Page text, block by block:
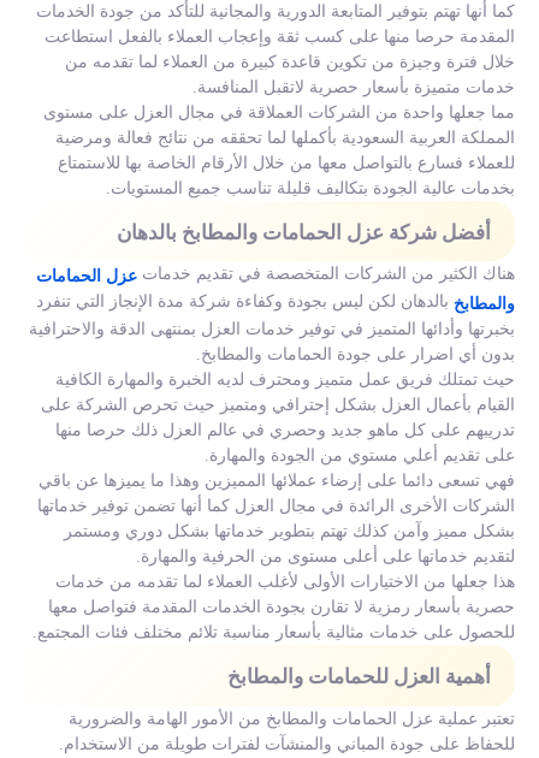
كما أنها تهتم بتوفير المتابعة الدورية والمجانية للتأكد من جودة الخدمات
المقدمة حرصا منها على كسب ثقة وإعجاب العملاء بالفعل استطاعت
خلال فترة وجيزة من تكوين قاعدة كبيرة من العملاء لما تقدمه من
خدمات متميزة بأسعار حصرية لاتقبل المنافسة.
مما جعلها واحدة من الشركات العملاقة في مجال العزل على مستوى
المملكة العربية السعودية بأكملها لما تحققه من نتائج فعالة ومرضية
للعملاء فسارع بالتواصل معها من خلال الأرقام الخاصة بها للاستمتاع
بخدمات عالية الجودة بتكاليف قليلة تناسب جميع المستويات.
أفضل شركة عزل الحمامات والمطابخ بالدهان
هناك الكثير من الشركات المتخصصة في تقديم خدمات عزل الحمامات
والمطابخ بالدهان لكن ليس بجودة وكفاءة شركة مدة الإنجاز التي تنفرد
بخبرتها وأدائها المتميز في توفير خدمات العزل بمنتهى الدقة والاحترافية
بدون أي اضرار على جودة الحمامات والمطابخ.
حيث تمتلك فريق عمل متميز ومحترف لديه الخبرة والمهارة الكافية
القيام بأعمال العزل بشكل إحترافي ومتميز حيث تحرص الشركة على
تدريبهم على كل ماهو جديد وحصري في عالم العزل ذلك حرصا منها
على تقديم أعلي مستوي من الجودة والمهارة.
فهي تسعى دائما على إرضاء عملائها المميزين وهذا ما يميزها عن باقي
الشركات الأخرى الرائدة في مجال العزل كما أنها تضمن توفير خدماتها
بشكل مميز وآمن كذلك تهتم بتطوير خدماتها بشكل دوري ومستمر
لتقديم خدماتها على أعلى مستوى من الحرفية والمهارة.
هذا جعلها من الاختيارات الأولى لأغلب العملاء لما تقدمه من خدمات
حصرية بأسعار رمزية لا تقارن بجودة الخدمات المقدمة فتواصل معها
للحصول على خدمات مثالية بأسعار مناسبة تلائم مختلف فئات المجتمع.
أهمية العزل للحمامات والمطابخ
تعتبر عملية عزل الحمامات والمطابخ من الأمور الهامة والضرورية
للحفاظ على جودة المباني والمنشآت لفترات طويلة من الاستخدام.